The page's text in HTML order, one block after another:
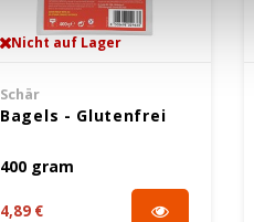
Nicht auf Lager
Schär
Bagels - Glutenfrei
400 gram
4,89 €